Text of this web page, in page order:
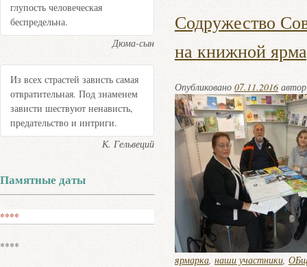
Содружество
на книжной
Опубликовано 07.11.2016
ярмарка, наши участники,
глупость человеческая
беспредельна.
Дюма-сын
Из всех страстей зависть самая
отвратительная. Под знаменем
зависти шествуют ненависть,
предательство и интриги.
К. Гельвеций
Памятные даты
****
****